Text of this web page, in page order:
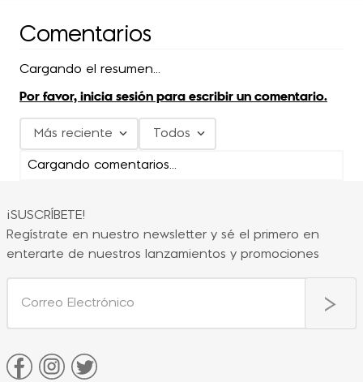
Comentarios
Cargando el resumen…
Por favor, inicia sesión para escribir un comentario.
Más reciente Todos
Cargando comentarios…
¡SUSCRÍBETE!
Regístrate en nuestro newsletter y sé el primero en
enterarte de nuestros lanzamientos y promociones